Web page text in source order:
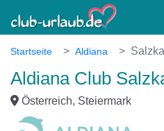
Startseite Aldiana
Aldiana Club
Österreich, Steiermark